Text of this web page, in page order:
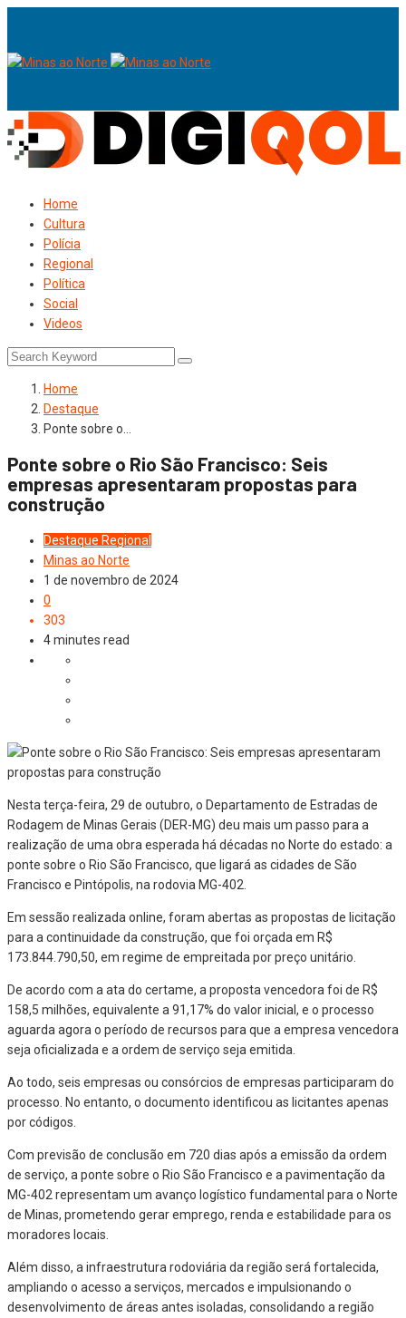
Home
Cultura
Polícia
Regional
Política
Social
Videos
Home
Destaque
Ponte sobre o…
Ponte sobre o Rio São Francisco: Seis
empresas apresentaram propostas para
construção
Destaque Regional
Minas ao Norte
1 de novembro de 2024
0
303
4 minutes read
Nesta terça-feira, 29 de outubro, o Departamento de Estradas de
Rodagem de Minas Gerais (DER-MG) deu mais um passo para a
realização de uma obra esperada há décadas no Norte do estado: a
ponte sobre o Rio São Francisco, que ligará as cidades de São
Francisco e Pintópolis, na rodovia MG-402.
Em sessão realizada online, foram abertas as propostas de licitação
para a continuidade da construção, que foi orçada em R$
173.844.790,50, em regime de empreitada por preço unitário.
De acordo com a ata do certame, a proposta vencedora foi de R$
158,5 milhões, equivalente a 91,17% do valor inicial, e o processo
aguarda agora o período de recursos para que a empresa vencedora
seja oficializada e a ordem de serviço seja emitida.
Ao todo, seis empresas ou consórcios de empresas participaram do
processo. No entanto, o documento identificou as licitantes apenas
por códigos.
Com previsão de conclusão em 720 dias após a emissão da ordem
de serviço, a ponte sobre o Rio São Francisco e a pavimentação da
MG-402 representam um avanço logístico fundamental para o Norte
de Minas, prometendo gerar emprego, renda e estabilidade para os
moradores locais.
Além disso, a infraestrutura rodoviária da região será fortalecida,
ampliando o acesso a serviços, mercados e impulsionando o
desenvolvimento de áreas antes isoladas, consolidando a região